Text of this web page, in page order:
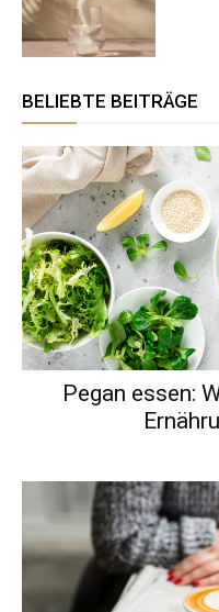
BELIEBTE BEITRÄGE
Pegan essen: